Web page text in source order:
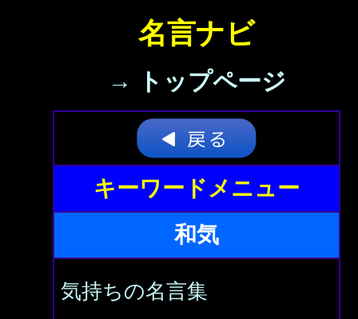
名言ナビ
→ トップページ
キーワードメニュー
和気
気持ちの名言集